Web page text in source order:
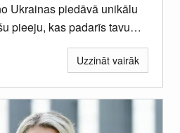
Ukrainas piedāvā unikālu
pieeju, kas padarīs tavu
un dabiski...
Uzzināt vairāk